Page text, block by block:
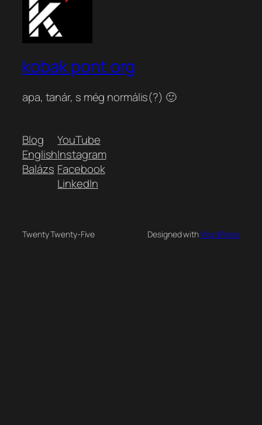
kobak pont org
apa, tanár, s még normális(?) 🙂
Blog
English
Balázs
YouTube
Instagram
Facebook
LinkedIn
Twenty Twenty-Five Designed withWordPress